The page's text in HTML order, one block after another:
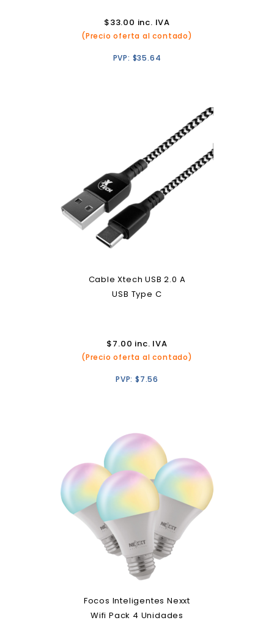
$33.00 inc. IVA
(Precio oferta al contado)
PVP: $35.64
Cable Xtech USB 2.0 A
USB Type C
$7.00 inc. IVA
(Precio oferta al contado)
PVP: $7.56
Focos Inteligentes Nexxt
Wifi Pack 4 Unidades